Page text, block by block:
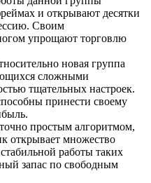
и открывают десятки
Своим
упрощают торговлю
новая группа
сложными
тщательных настроек.
принести своему
простым алгоритмом,
открывает множество
работы таких
запас по свободным